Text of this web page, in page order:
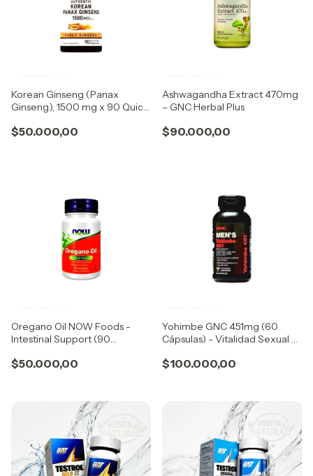
Korean Ginseng (Panax
Ginseng), 1500 mg x 90 Quick
$50.000,00
Ashwagandha Extract 470mg
– GNC Herbal Plus
$90.000,00
Oregano Oil NOW Foods -
Intestinal Support (90
$50.000,00
Yohimbe GNC 451mg (60
Cápsulas) - Vitalidad Sexual y
$100.000,00